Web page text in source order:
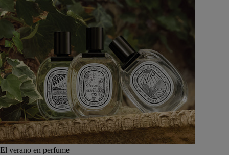
El verano en perfume